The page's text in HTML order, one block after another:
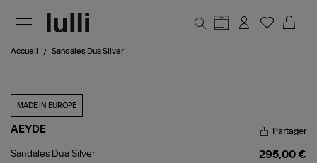
Accueil Sandales Dua Silver
MADE IN EUROPE
AEYDE
Sandales
Partager
Sandales Dua Silver 295,00 €